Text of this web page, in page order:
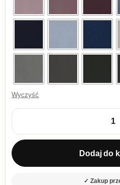
Wyczyść
ilość Fotel Cosmo biały w
Dodaj do
✓ Zakup